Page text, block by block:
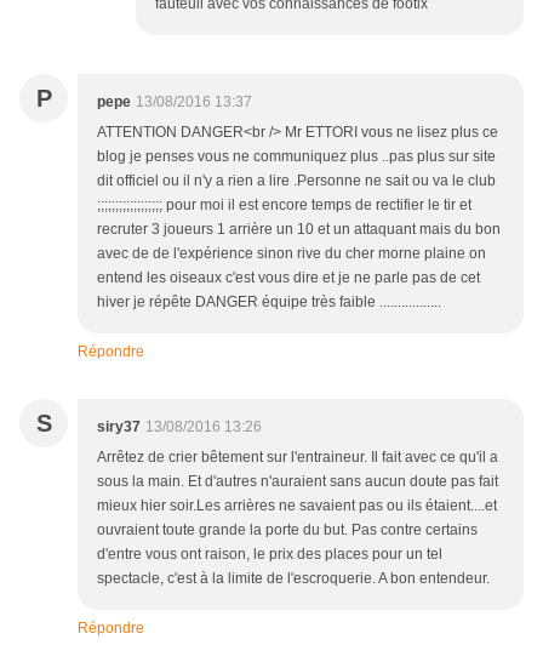
fauteuil avec vos connaissances de footix
P pepe 13/08/2016 13:37
ATTENTION DANGER<br /> Mr ETTORI vous ne lisez plus ce
blog je penses vous ne communiquez plus ..pas plus sur site
dit officiel ou il n'y a rien a lire .Personne ne sait ou va le club
;;;;;;;;;;;;;;;;;; pour moi il est encore temps de rectifier le tir et
recruter 3 joueurs 1 arrière un 10 et un attaquant mais du bon
avec de de l'expérience sinon rive du cher morne plaine on
entend les oiseaux c'est vous dire et je ne parle pas de cet
hiver je répête DANGER équipe très faible .................
Répondre
S siry37 13/08/2016 13:26
Arrêtez de crier bêtement sur l'entraineur. Il fait avec ce qu'il a
sous la main. Et d'autres n'auraient sans aucun doute pas fait
mieux hier soir.Les arrières ne savaient pas ou ils étaient....et
ouvraient toute grande la porte du but. Pas contre certains
d'entre vous ont raison, le prix des places pour un tel
spectacle, c'est à la limite de l'escroquerie. A bon entendeur.
Répondre